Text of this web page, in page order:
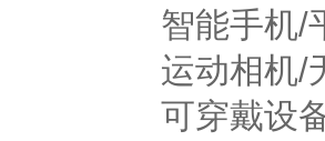
智能手机/
运动相机/
可穿戴设